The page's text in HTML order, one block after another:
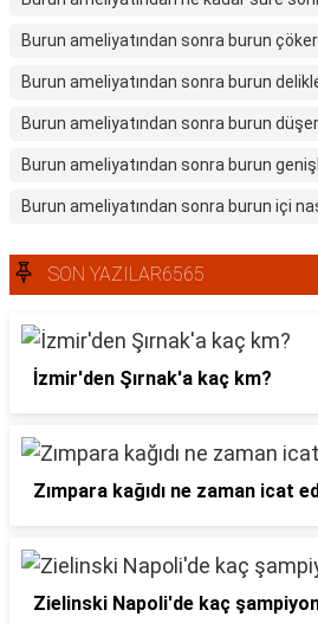
Burun ameliyatından sonra burun
Burun ameliyatından sonra burun
Burun ameliyatından sonra burun
Burun ameliyatından sonra burun
Burun ameliyatından sonra burun içi
SON YAZILAR6565
İzmir'den Şırnak'a kaç km?
Zımpara kağıdı ne zaman icat
Zielinski Napoli'de kaç